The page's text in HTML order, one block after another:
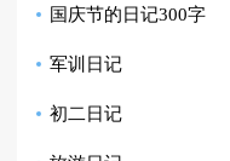
锦9篇
国庆节的日记300字
军训日记
初二日记